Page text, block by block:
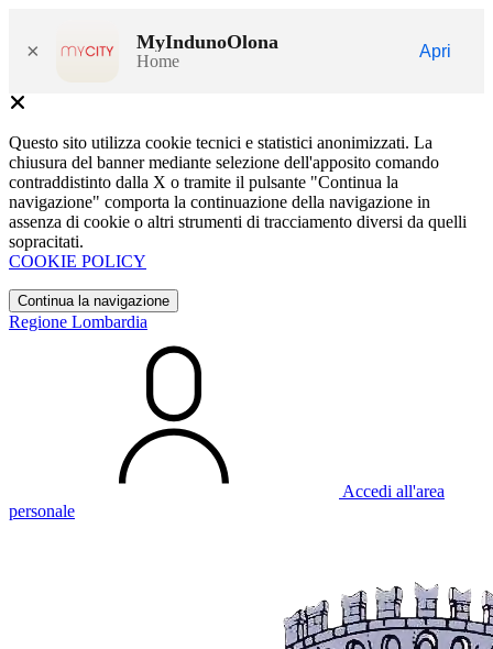
× MyIndunoOlona
Home
Apri
Questo sito utilizza cookie tecnici e statistici anonimizzati. La
chiusura del banner mediante selezione dell'apposito comando
contraddistinto dalla X o tramite il pulsante "Continua la
navigazione" comporta la continuazione della navigazione in
assenza di cookie o altri strumenti di tracciamento diversi da quelli
sopracitati.
COOKIE POLICY
Continua la navigazione
Regione Lombardia
Accedi all'area
personale